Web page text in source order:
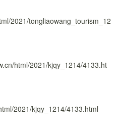
2021/tongliaowang_tourism_12
html/2021/kjqy_1214/4133.ht
2021/kjqy_1214/4133.html